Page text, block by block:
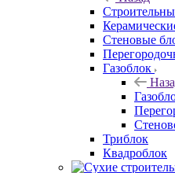
Стеновые
Газоблок
Триблок
Квадроблок